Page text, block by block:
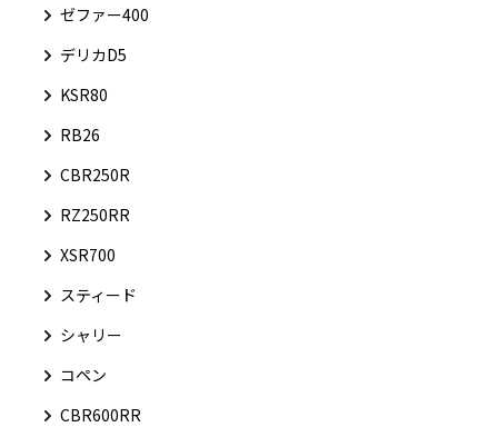
ゼファー400
デリカD5
KSR80
RB26
CBR250R
RZ250RR
XSR700
スティード
シャリー
コペン
CBR600RR